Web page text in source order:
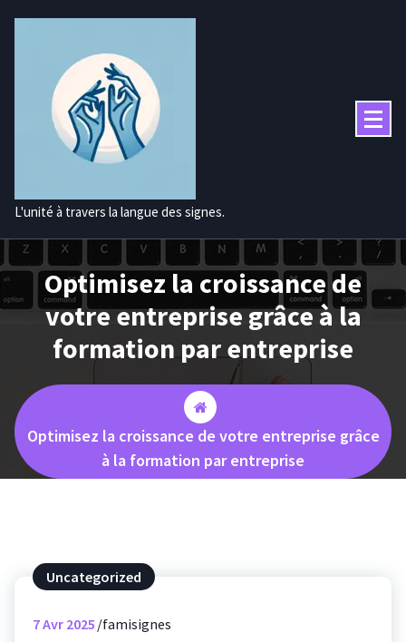
L'unité à travers la langue des signes.
Optimisez la croissance de
votre entreprise grâce à la
formation par entreprise
Optimisez la croissance de votre entreprise grâce
à la formation par entreprise
Uncategorized
7Avr 2025 famisignes